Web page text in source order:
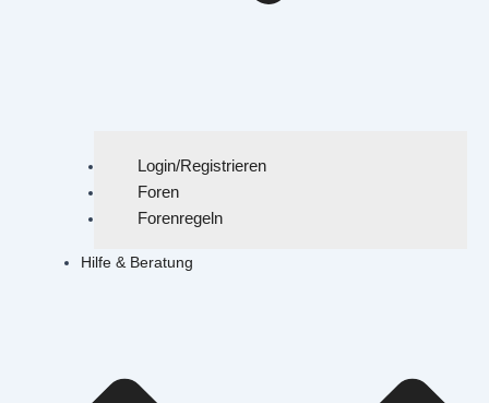
Login/Registrieren
Foren
Forenregeln
Hilfe & Beratung